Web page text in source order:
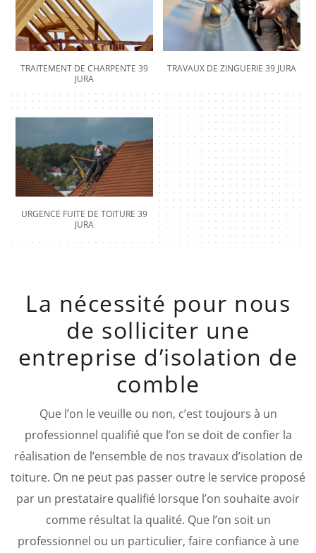
TRAITEMENT DE CHARPENTE 39
JURA
TRAVAUX DE ZINGUERIE 39 JURA
URGENCE FUITE DE TOITURE 39
JURA
La nécessité pour nous
de solliciter une
entreprise d’isolation de
comble
Que l’on le veuille ou non, c’est toujours à un
professionnel qualifié que l’on se doit de confier la
réalisation de l’ensemble de nos travaux d’isolation de
toiture. On ne peut pas passer outre le service proposé
par un prestataire qualifié lorsque l’on souhaite avoir
comme résultat la qualité. Que l’on soit un
professionnel ou un particulier, faire confiance à une